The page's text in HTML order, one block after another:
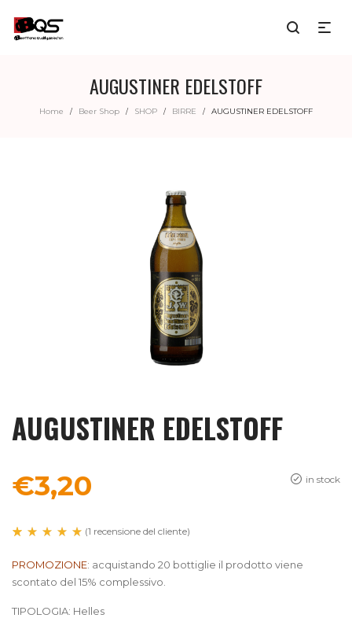
AUGUSTINER EDELSTOFF
Home / Beer Shop / SHOP / BIRRE / AUGUSTINER EDELSTOFF
AUGUSTINER EDELSTOFF
in stock
€3,20
su 5
base
recensioni
(1 recensione del cliente)
PROMOZIONE: acquistando 20 bottiglie il prodotto viene
scontato del 15% complessivo.
TIPOLOGIA: Helles